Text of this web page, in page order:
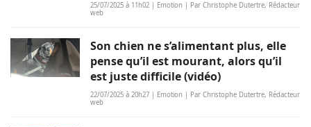
25/07/2025 à 11h02 | Emotion | Par Christophe Dutertre, Rédacteur
web
Son chien ne s’alimentant plus, elle
pense qu’il est mourant, alors qu’il
est juste difficile (vidéo)
22/07/2025 à 20h27 | Emotion | Par Christophe Dutertre, Rédacteur
web